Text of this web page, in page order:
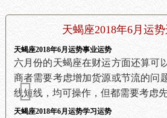
天蝎座2018年6月运
天蝎座2018年6月运势事业运势
六月份的天蝎座在财运方面还算可
商者需要考虑增加货源或节流的问
线短线，均可操作，但都需要考虑
天蝎座2018年6月运势学习运势